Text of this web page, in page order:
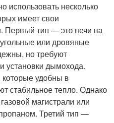
использовать несколько
имеет свои
Первый тип — это печи на
или дровяные
но требуют
установки дымохода.
удобны в
стабильное тепло. Однако
магистрали или
Третий тип —